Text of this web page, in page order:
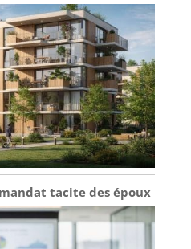
tacite des époux